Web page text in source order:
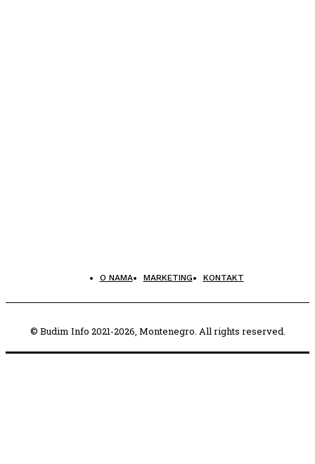
O NAMA MARKETING KONTAKT
© Budim Info 2021-2026, Montenegro. All rights reserved.